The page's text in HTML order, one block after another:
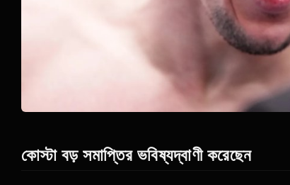
কোস্টা বড় সমাপ্তির ভবিষ্যদ্বাণী করেছেন